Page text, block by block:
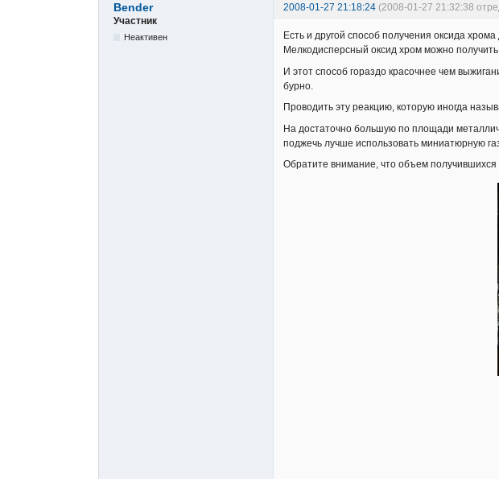
Bender 2008-01-27 21:18:24 (2008-01-27 21:32:38
Участник
Неактивен
Есть и другой способ получения оксида
Мелкодисперсный оксид хром можно
И этот способ гораздо красочнее чем
бурно.
Проводить эту реакцию, которую иногда
На достаточно большую по площади
поджечь лучше использовать миниатюрную
Обратите внимание, что объем